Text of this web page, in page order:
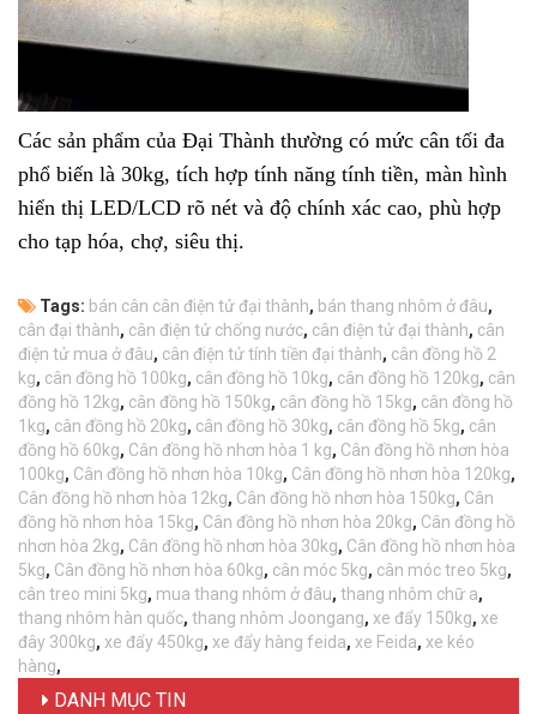
Các sản phẩm của Đại Thành thường có mức cân tối đa
phổ biến là 30kg, tích hợp tính năng tính tiền, màn hình
hiển thị LED/LCD rõ nét và độ chính xác cao, phù hợp
cho tạp hóa, chợ, siêu thị.
Tags: bán cân cân điện tử đại thành, bán thang nhôm ở đâu,
cân đại thành, cân điện tử chống nước, cân điện tử đại thành, cân
điện tử mua ở đâu, cân điện tử tính tiền đại thành, cân đồng hồ 2
kg, cân đồng hồ 100kg, cân đồng hồ 10kg, cân đồng hồ 120kg, cân
đồng hồ 12kg, cân đồng hồ 150kg, cân đồng hồ 15kg, cân đồng hồ
1kg, cân đồng hồ 20kg, cân đồng hồ 30kg, cân đồng hồ 5kg, cân
đồng hồ 60kg, Cân đồng hồ nhơn hòa 1 kg, Cân đồng hồ nhơn hòa
100kg, Cân đồng hồ nhơn hòa 10kg, Cân đồng hồ nhơn hòa 120kg,
Cân đồng hồ nhơn hòa 12kg, Cân đồng hồ nhơn hòa 150kg, Cân
đồng hồ nhơn hòa 15kg, Cân đồng hồ nhơn hòa 20kg, Cân đồng hồ
nhơn hòa 2kg, Cân đồng hồ nhơn hòa 30kg, Cân đồng hồ nhơn hòa
5kg, Cân đồng hồ nhơn hòa 60kg, cân móc 5kg, cân móc treo 5kg,
cân treo mini 5kg, mua thang nhôm ở đâu, thang nhôm chữ a,
thang nhôm hàn quốc, thang nhôm Joongang, xe đẩy 150kg, xe
đây 300kg, xe đẩy 450kg, xe đẩy hàng feida, xe Feida, xe kéo
hàng,
DANH MỤC TIN